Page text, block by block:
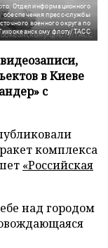
Отдел информационного
обеспечения пресс-службы
военного округа по
флоту/ТАСС
в Киеве
с
комплекса
«Российская
над городом